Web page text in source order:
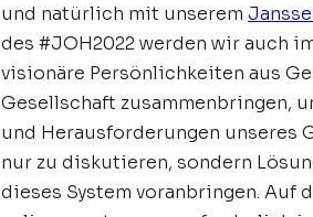
und natürlich mit unserem
des #JOH2022 werden wir auch
visionäre Persönlichkeiten aus
Gesellschaft zusammenbringen,
und Herausforderungen unseres
nur zu diskutieren, sondern
dieses System voranbringen. Auf